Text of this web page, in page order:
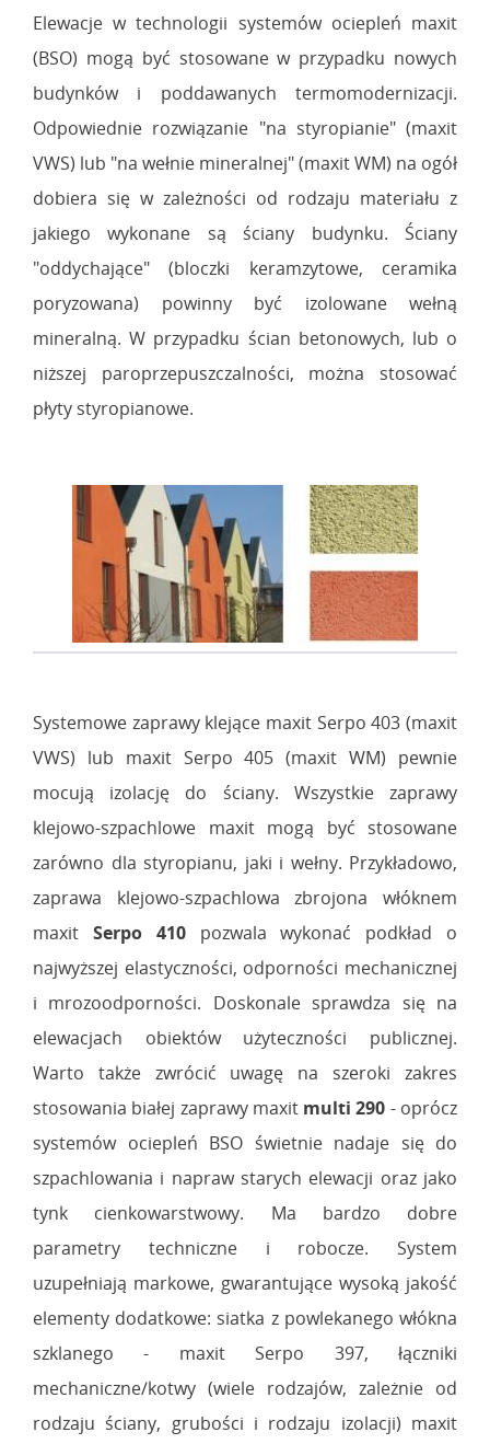
Elewacje w technologii systemów ociepleń maxit
(BSO) mogą być stosowane w przypadku nowych
budynków i poddawanych termomodernizacji.
Odpowiednie rozwiązanie "na styropianie" (maxit
VWS) lub "na wełnie mineralnej" (maxit WM) na ogół
dobiera się w zależności od rodzaju materiału z
jakiego wykonane są ściany budynku. Ściany
"oddychające" (bloczki keramzytowe, ceramika
poryzowana) powinny być izolowane wełną
mineralną. W przypadku ścian betonowych, lub o
niższej paroprzepuszczalności, można stosować
płyty styropianowe.
Systemowe zaprawy klejące maxit Serpo 403 (maxit
VWS) lub maxit Serpo 405 (maxit WM) pewnie
mocują izolację do ściany. Wszystkie zaprawy
klejowo-szpachlowe maxit mogą być stosowane
zarówno dla styropianu, jaki i wełny. Przykładowo,
zaprawa klejowo-szpachlowa zbrojona włóknem
maxit Serpo 410pozwala wykonać podkład o
najwyższej elastyczności, odporności mechanicznej
i mrozoodporności. Doskonale sprawdza się na
elewacjach obiektów użyteczności publicznej.
Warto także zwrócić uwagę na szeroki zakres
stosowania białej zaprawy maxit multi 290 - oprócz
systemów ociepleń BSO świetnie nadaje się do
szpachlowania i napraw starych elewacji oraz jako
tynk cienkowarstwowy. Ma bardzo dobre
parametry techniczne i robocze. System
uzupełniają markowe, gwarantujące wysoką jakość
elementy dodatkowe: siatka z powlekanego włókna
szklanego - maxit Serpo 397, łączniki
mechaniczne/kotwy (wiele rodzajów, zależnie od
rodzaju ściany, grubości i rodzaju izolacji) maxit